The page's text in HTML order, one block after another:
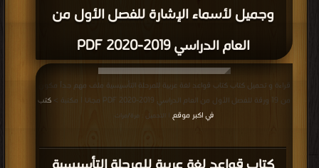
وجميل لأسماء الإشارة للفصل الأول من
العام الدراسي 2019-2020 PDF
قراءة و تحميل كتاب كتاب قواعد لغة عربية للمرحلة التأسيسية ملف مهم جداً مكون
من 19 ورقة للفصل الأول من العام الدراسي 2019-2020 PDF مجانا | مكتبة >
كتب
في اكبر موقع
| التحميل : مرة/مرات